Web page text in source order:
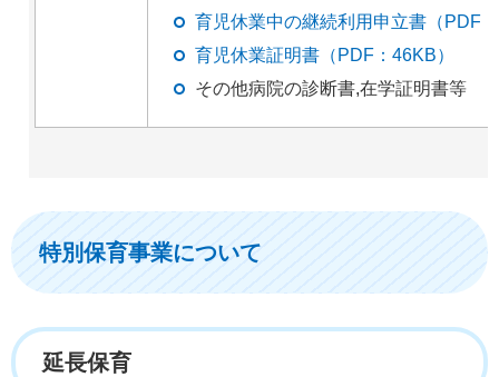
育児休業中の継続利用申立書（PDF
育児休業証明書（PDF：46KB）
その他病院の診断書,在学証明書等
特別保育事業について
延長保育